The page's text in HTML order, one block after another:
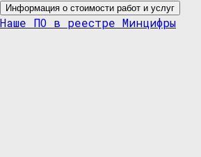
Информация о стоимости работ и услуг
Наше ПО в реестре Минцифры